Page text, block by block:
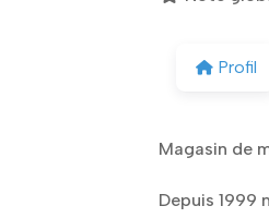
Profil
Magasin de
Depuis 1999